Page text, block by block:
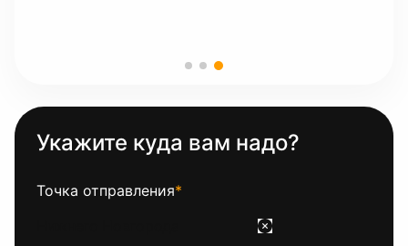
Укажите куда вам надо?
Точка отправления*